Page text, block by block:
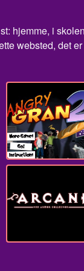
hjemme, i
websted, det